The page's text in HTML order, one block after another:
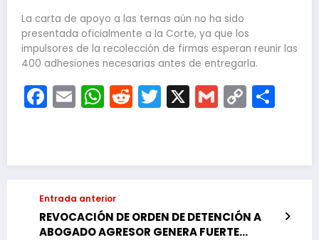
La carta de apoyo a las ternas aún no ha sido
presentada oficialmente a la Corte, ya que los
impulsores de la recolección de firmas esperan reunir las
400 adhesiones necesarias antes de entregarla.
Facebook
EmailWhatsApp
Reddit
Twitter
X Gmail
Copy
Link
Entrada anterior
REVOCACIÓN DE ORDEN DE DETENCIÓN A
ABOGADO AGRESOR GENERA FUERTE